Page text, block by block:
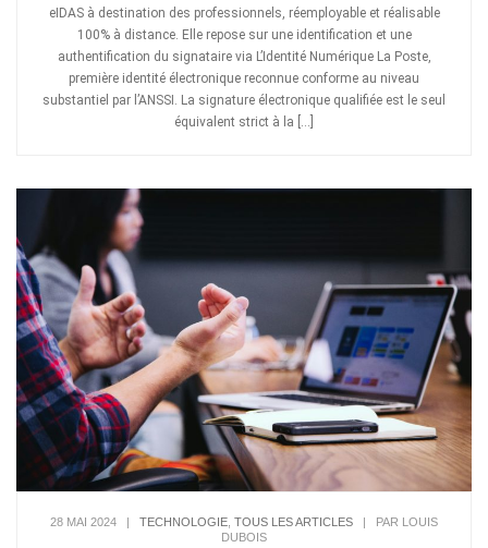
eIDAS à destination des professionnels, réemployable et réalisable
100% à distance. Elle repose sur une identification et une
authentification du signataire via L’Identité Numérique La Poste,
première identité électronique reconnue conforme au niveau
substantiel par l’ANSSI. La signature électronique qualifiée est le seul
équivalent strict à la […]
28 MAI 2024 TECHNOLOGIE TOUS LES ARTICLES
PAR LOUIS
DUBOIS